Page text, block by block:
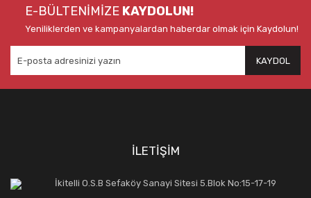
E-BÜLTENİMİZE KAYDOLUN!
Yeniliklerden ve kampanyalardan haberdar olmak için Kaydolun!
KAYDOL
İLETİŞİM
İkitelli O.S.B Sefaköy Sanayi Sitesi 5.Blok No:15-17-19